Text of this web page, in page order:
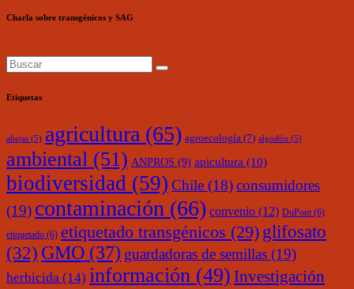
Charla sobre transgénicos y SAG
Etiquetas
abejas (5) agricultura (65) agroecología (7) algodón (5)
ambiental (51) ANPROS (9) apicultura (10)
biodiversidad (59) Chile (18)consumidores
(19) contaminación (66) convenio (12) DuPont (6)
etiquetado (6) etiquetado transgénicos (29) glifosato
(32) GMO (37) guardadoras de semillas (19)
herbicida (14) información (49) Investigación